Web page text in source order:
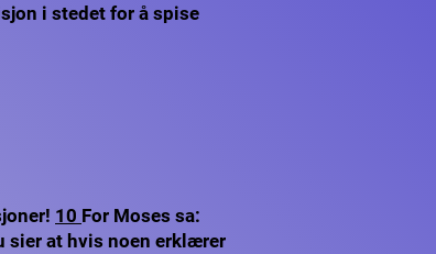
i stedet for å spise
10 For Moses sa:
sier at hvis noen erklærer